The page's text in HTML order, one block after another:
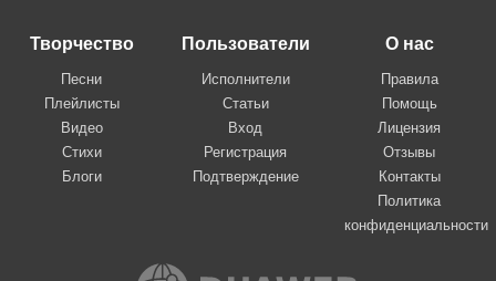
Творчество
Песни
Плейлисты
Видео
Стихи
Блоги
Пользователи
Исполнители
Статьи
Вход
Регистрация
Подтверждение
О нас
Правила
Помощь
Лицензия
Отзывы
Контакты
Политика
конфиденциальности